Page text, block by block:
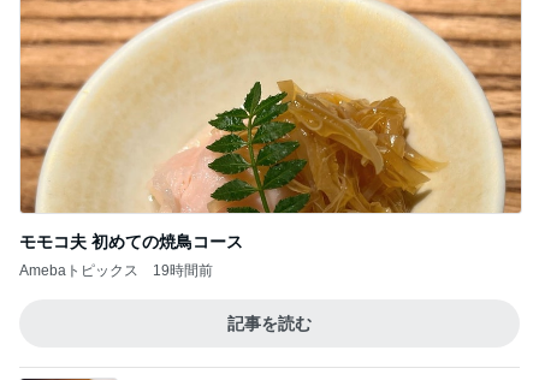
モモコ夫 初めての焼鳥コース
Amebaトピックス 19時間前
記事を読む